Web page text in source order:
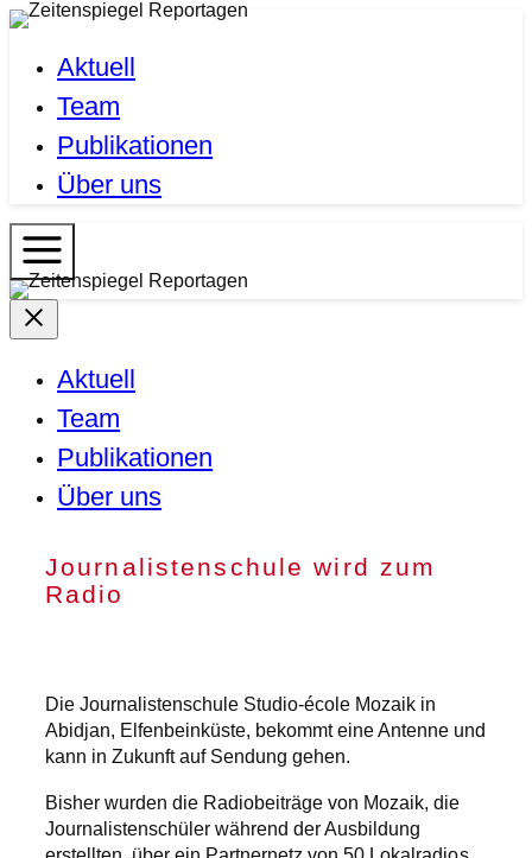
Zum
springen
Reportagen
Aktuell
Team
Publikationen
Über uns
Zeitenspiegel
Reportagen
Aktuell
Team
Publikationen
Über uns
Journalistenschule wird zum
Radio
Die Journalistenschule Studio-école Mozaik in
Abidjan, Elfenbeinküste, bekommt eine Antenne und
kann in Zukunft auf Sendung gehen.
Bisher wurden die Radiobeiträge von Mozaik, die
Journalistenschüler während der Ausbildung